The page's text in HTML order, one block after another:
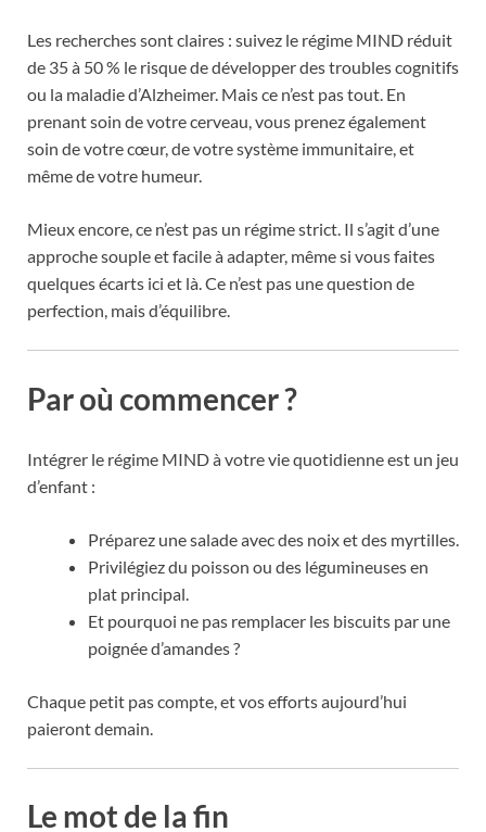
Les recherches sont claires : suivez le régime MIND réduit
de 35 à 50 % le risque de développer des troubles cognitifs
ou la maladie d’Alzheimer. Mais ce n’est pas tout. En
prenant soin de votre cerveau, vous prenez également
soin de votre cœur, de votre système immunitaire, et
même de votre humeur.
Mieux encore, ce n’est pas un régime strict. Il s’agit d’une
approche souple et facile à adapter, même si vous faites
quelques écarts ici et là. Ce n’est pas une question de
perfection, mais d’équilibre.
Par où commencer ?
Intégrer le régime MIND à votre vie quotidienne est un jeu
d’enfant :
Préparez une salade avec des noix et des myrtilles.
Privilégiez du poisson ou des légumineuses en
plat principal.
Et pourquoi ne pas remplacer les biscuits par une
poignée d’amandes ?
Chaque petit pas compte, et vos efforts aujourd’hui
paieront demain.
Le mot de la fin